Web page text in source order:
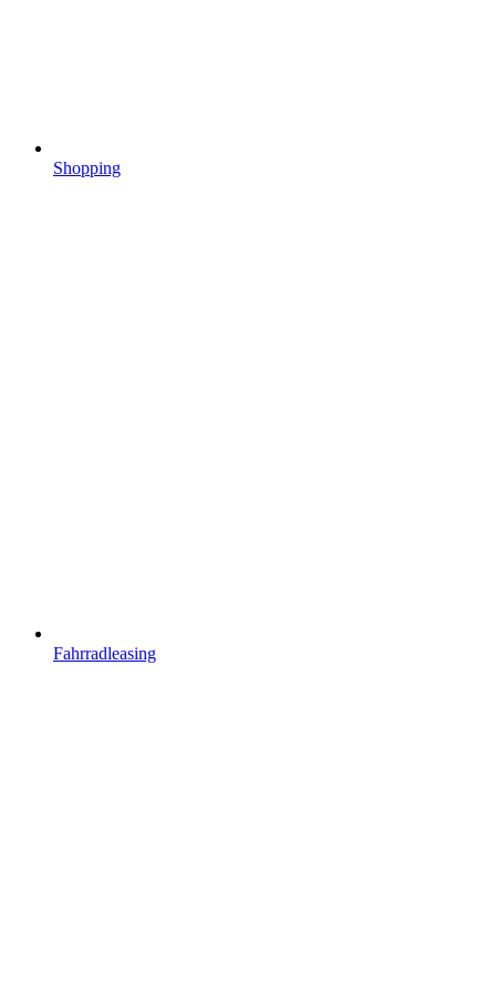
Shopping
Fahrradleasing